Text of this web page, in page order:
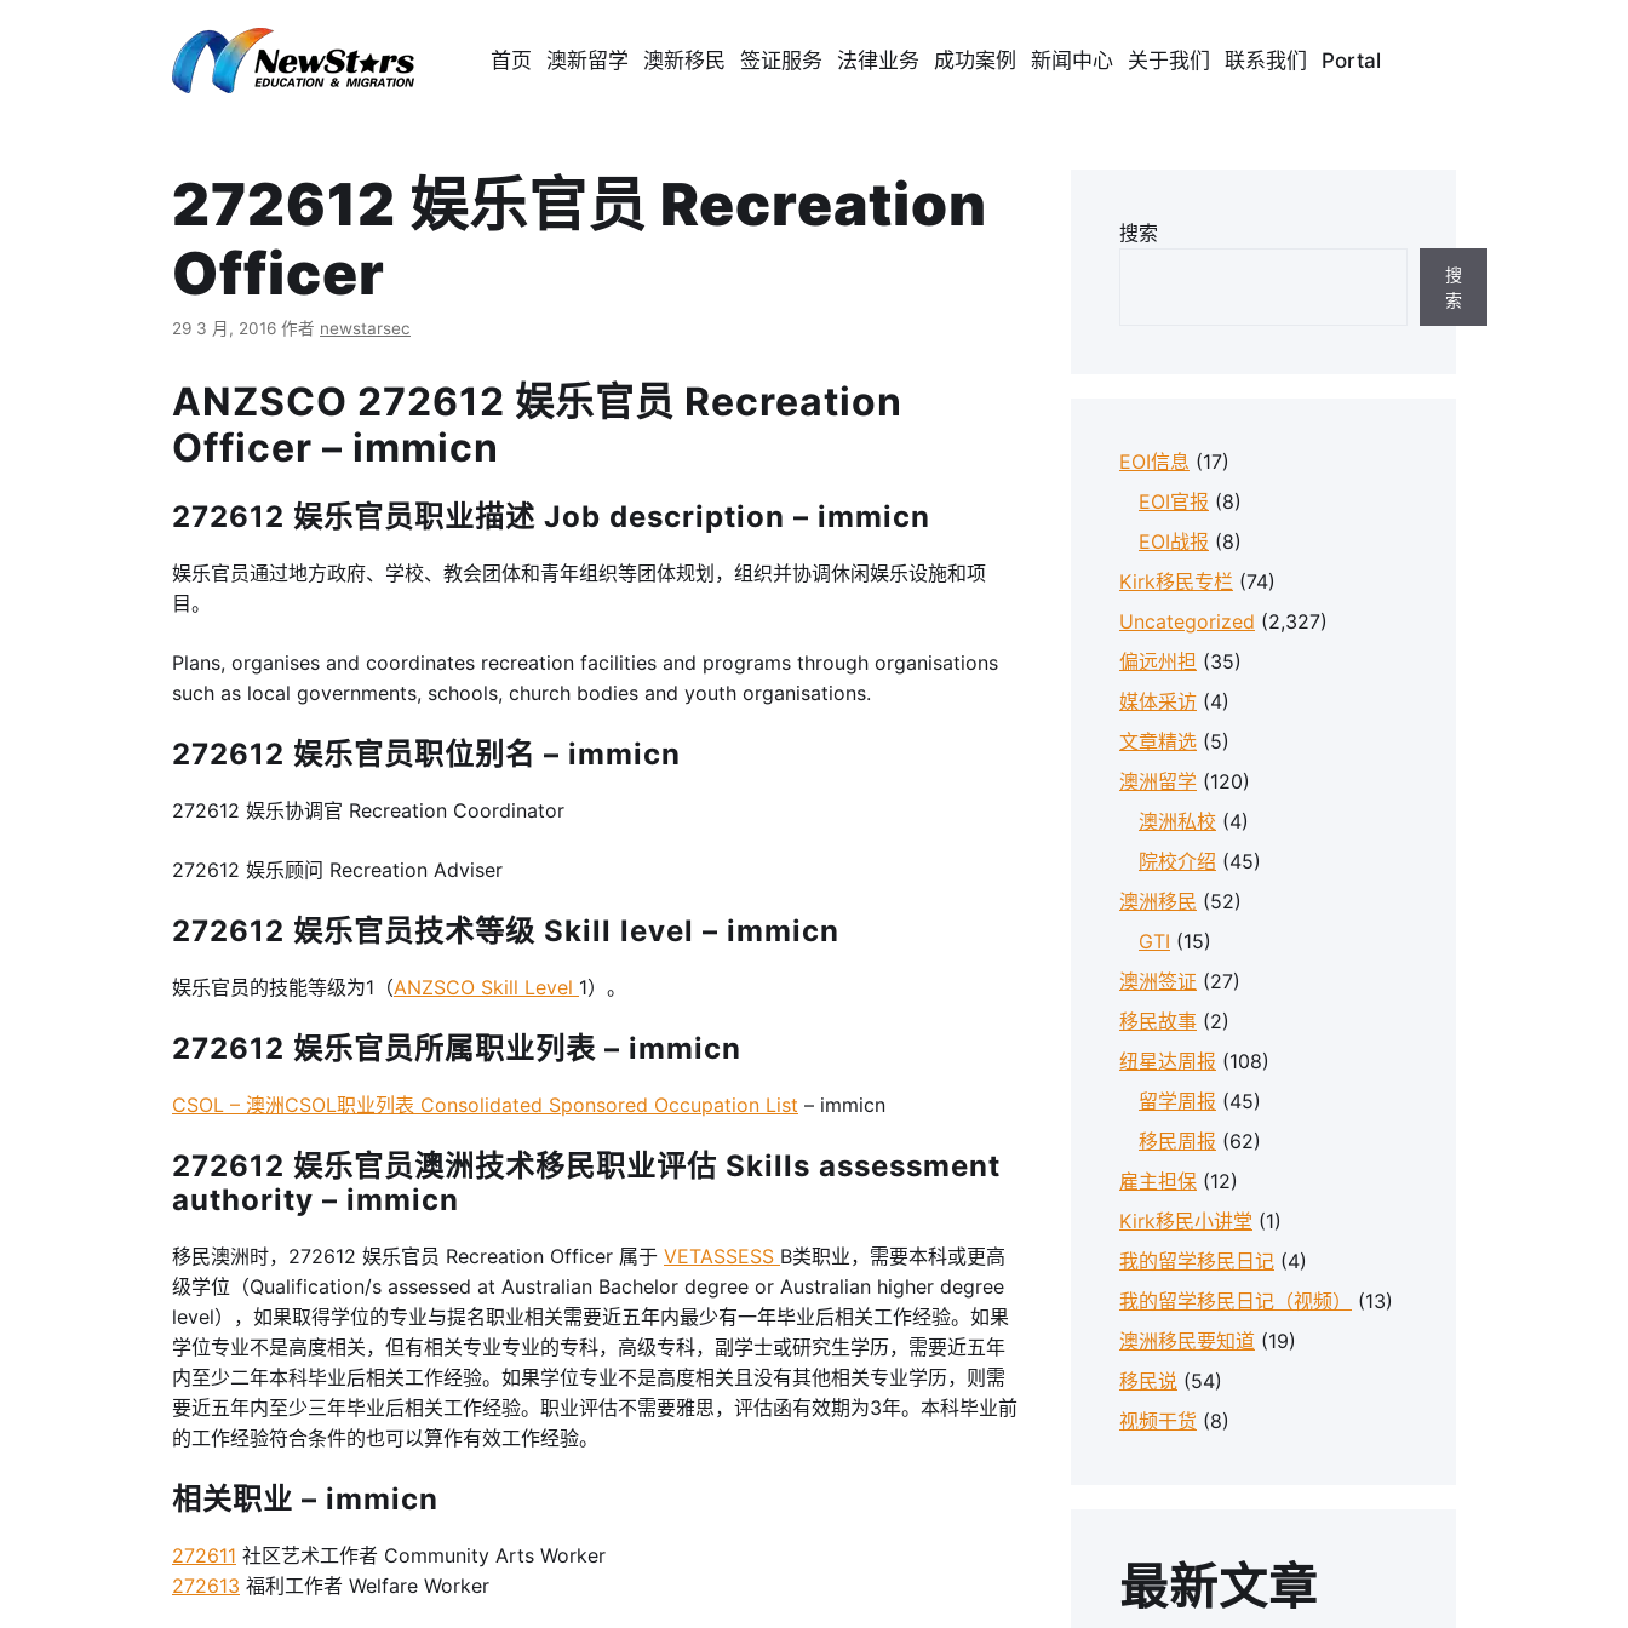
首页 澳新留学 澳新移民 签证服务 法律业务 成功案例 新闻中心 关于我们 联系我们 Portal
272612 娱乐官员 Recreation
Officer
29 3 月, 2016 作者 newstarsec
ANZSCO 272612 娱乐官员 Recreation
Officer – immicn
272612 娱乐官员职业描述 Job description – immicn
娱乐官员通过地方政府、学校、教会团体和青年组织等团体规划，组织并协调休闲娱乐设施和项
目。
Plans, organises and coordinates recreation facilities and programs through organisations
such as local governments, schools, church bodies and youth organisations.
272612 娱乐官员职位别名 – immicn
272612 娱乐协调官 Recreation Coordinator
272612 娱乐顾问 Recreation Adviser
272612 娱乐官员技术等级 Skill level – immicn
娱乐官员的技能等级为1（ANZSCO Skill Level 1）。
272612 娱乐官员所属职业列表 – immicn
CSOL – 澳洲CSOL职业列表 Consolidated Sponsored Occupation List – immicn
272612 娱乐官员澳洲技术移民职业评估 Skills assessment
authority – immicn
移民澳洲时，272612 娱乐官员 Recreation Officer 属于 VETASSESS B类职业，需要本科或更高
级学位（Qualification/s assessed at Australian Bachelor degree or Australian higher degree
level），如果取得学位的专业与提名职业相关需要近五年内最少有一年毕业后相关工作经验。如果
学位专业不是高度相关，但有相关专业专业的专科，高级专科，副学士或研究生学历，需要近五年
内至少二年本科毕业后相关工作经验。如果学位专业不是高度相关且没有其他相关专业学历，则需
要近五年内至少三年毕业后相关工作经验。职业评估不需要雅思，评估函有效期为3年。本科毕业前
的工作经验符合条件的也可以算作有效工作经验。
相关职业 – immicn
272611 社区艺术工作者 Community Arts Worker
272613 福利工作者 Welfare Worker
搜索
搜
索
EOI信息 (17)
EOI官报 (8)
EOI战报 (8)
Kirk移民专栏 (74)
Uncategorized (2,327)
偏远州担 (35)
媒体采访 (4)
文章精选 (5)
澳洲留学 (120)
澳洲私校 (4)
院校介绍 (45)
澳洲移民 (52)
GTI (15)
澳洲签证 (27)
移民故事 (2)
纽星达周报 (108)
留学周报 (45)
移民周报 (62)
雇主担保 (12)
Kirk移民小讲堂 (1)
我的留学移民日记 (4)
我的留学移民日记（视频）
(13)
澳洲移民要知道 (19)
移民说 (54)
视频干货 (8)
最新文章